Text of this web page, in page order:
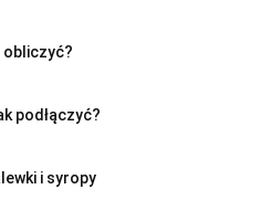
obliczyć?
podłączyć?
i syropy